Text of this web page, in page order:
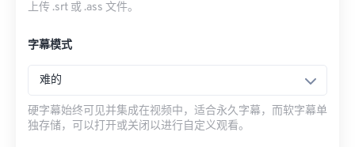
上传 .srt 或 .ass 文件。
字幕模式
难的
硬字幕始终可见并集成在视频中，适合永久字幕，而软字幕单
独存储，可以打开或关闭以进行自定义观看。